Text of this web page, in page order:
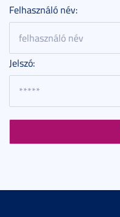
Felhasználó név:
Jelszó: